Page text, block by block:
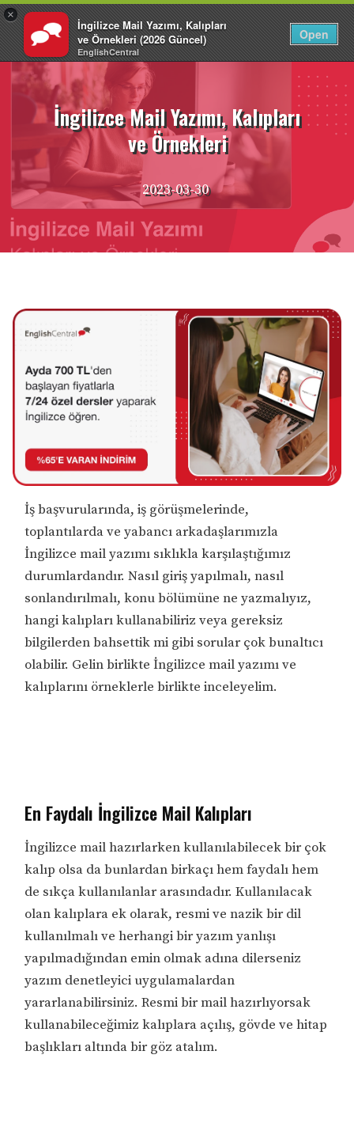
×
İngilizce Mail Yazımı, Kalıpları
ve Örnekleri (2026 Güncel)
EnglishCentral
Open
Giriş Yap TR
İçeriğe
atla
İngilizce Mail Yazımı, Kalıpları
ve Örnekleri
2023-03-30
İş başvurularında, iş görüşmelerinde,
toplantılarda ve yabancı arkadaşlarımızla
İngilizce mail yazımı sıklıkla karşılaştığımız
durumlardandır. Nasıl giriş yapılmalı, nasıl
sonlandırılmalı, konu bölümüne ne yazmalıyız,
hangi kalıpları kullanabiliriz veya gereksiz
bilgilerden bahsettik mi gibi sorular çok bunaltıcı
olabilir. Gelin birlikte İngilizce mail yazımı ve
kalıplarını örneklerle birlikte inceleyelim.
En Faydalı İngilizce Mail Kalıpları
İngilizce mail hazırlarken kullanılabilecek bir çok
kalıp olsa da bunlardan birkaçı hem faydalı hem
de sıkça kullanılanlar arasındadır. Kullanılacak
olan kalıplara ek olarak, resmi ve nazik bir dil
kullanılmalı ve herhangi bir yazım yanlışı
yapılmadığından emin olmak adına dilerseniz
yazım denetleyici uygulamalardan
yararlanabilirsiniz. Resmi bir mail hazırlıyorsak
kullanabileceğimiz kalıplara açılış, gövde ve hitap
başlıkları altında bir göz atalım.